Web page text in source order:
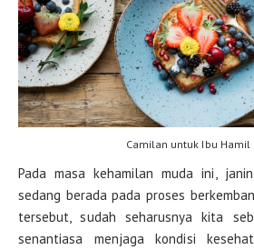
Camilan untuk Ibu Hamil
Pada masa kehamilan muda ini,
sedang berada pada proses
tersebut, sudah seharusnya kita
senantiasa menjaga kondisi